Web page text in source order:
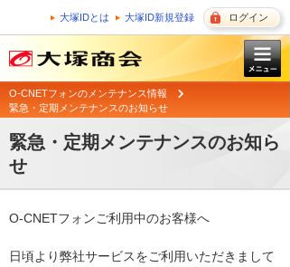
大塚IDとは 大塚ID新規登録 ログイン
O-CNETフォンのメンテナンス情報
緊急・定期メンテナンスのお知らせ
緊急・定期メンテナンスのお知ら
せ
O-CNETフォンご利用中のお客様へ
日頃より弊社サービスをご利用いただきまして